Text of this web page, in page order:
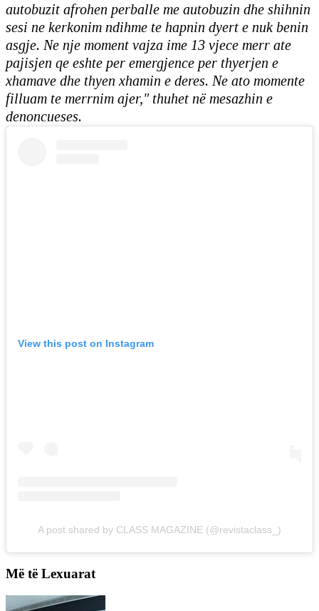
autobuzit afrohen perballe me autobuzin dhe shihnin
sesi ne kerkonim ndihme te hapnin dyert e nuk benin
asgje. Ne nje moment vajza ime 13 vjece merr ate
pajisjen qe eshte per emergjence per thyerjen e
xhamave dhe thyen xhamin e deres. Ne ato momente
filluam te merrnim ajer," thuhet në mesazhin e
denoncueses.
View this post on Instagram
A post shared by CLASS MAGAZINE (@revistaclass_)
Më të Lexuarat